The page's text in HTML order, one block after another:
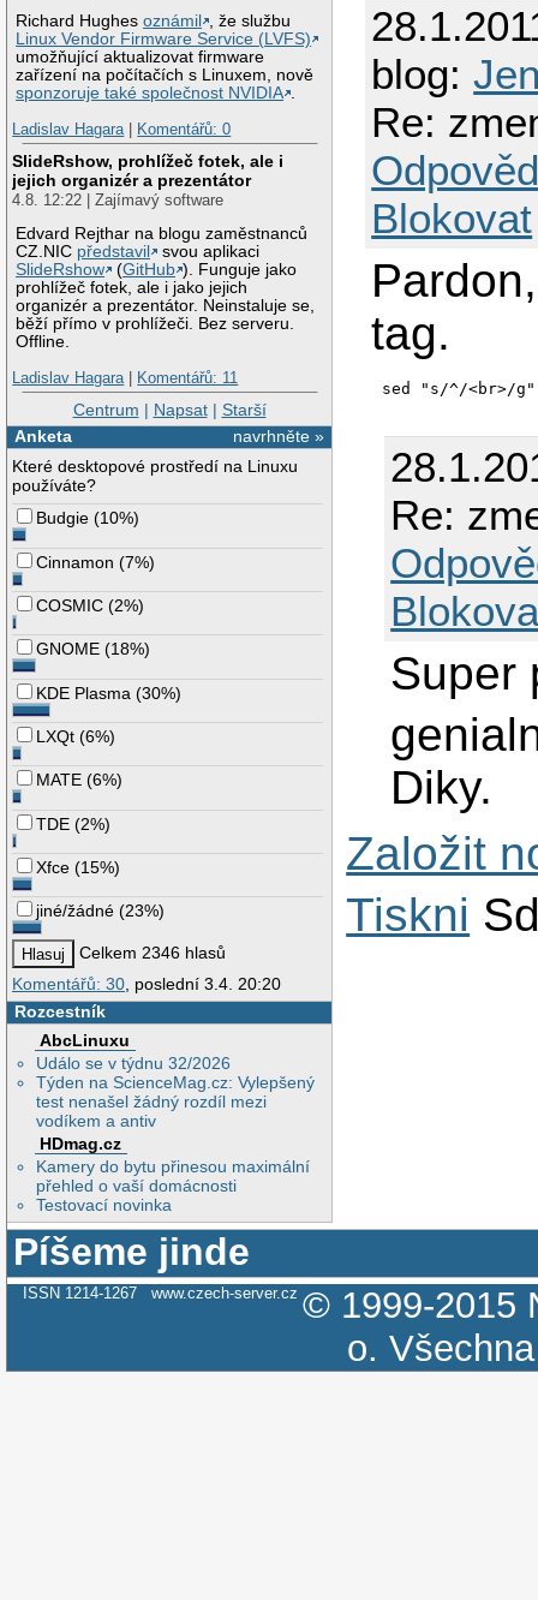
Richard Hughesoznámil
, že službu
Linux Vendor Firmware Service (LVFS)
umožňující aktualizovat firmware
zařízení na počítačích s Linuxem, nově
sponzoruje také společnost NVIDIA .
Ladislav Hagara| Komentářů: 0
SlideRshow, prohlížeč fotek, ale i
jejich organizér a prezentátor
4.8. 12:22 | Zajímavý software
Edvard Rejthar na blogu zaměstnanců
CZ.NIC představil
svou aplikaci
SlideRshow
(GitHub ). Funguje jako
prohlížeč fotek, ale i jako jejich
organizér a prezentátor. Neinstaluje se,
běží přímo v prohlížeči. Bez serveru.
Offline.
Ladislav Hagara| Komentářů: 11
Centrum | Napsat| Starší
navrhněte »
Anketa
Které desktopové prostředí na Linuxu
používáte?
Budgie (10%)
Cinnamon (7%)
COSMIC (2%)
GNOME (18%)
KDE Plasma (30%)
LXQt (6%)
MATE (6%)
TDE (2%)
Xfce (15%)
jiné/žádné (23%)
Celkem 2346 hlasů
Komentářů: 30 , poslední 3.4. 20:20
Rozcestník
AbcLinuxu
Událo se v týdnu 32/2026
Týden na ScienceMag.cz: Vylepšený
test nenašel žádný rozdíl mezi
vodíkem a antiv
HDmag.cz
Kamery do bytu přinesou maximální
přehled o vaší domácnosti
Testovací novinka
blog:
Re:
Blokovat
tag.
sed "s/^/<br>/
Re:
Super
Diky.
Založit
Tiskni
Píšeme jinde
ISSN 1214-1267 www.czech-server.cz © 1999-2015
o.